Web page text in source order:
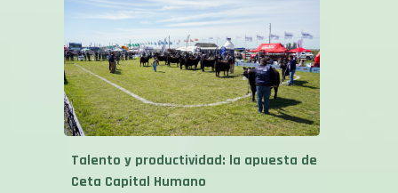
Talento y productividad: la apuesta de
Ceta Capital Humano